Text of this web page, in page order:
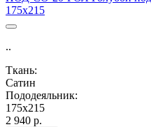
175х215
..
Ткань:
Сатин
Пододеяльник:
175х215
2 940 р.